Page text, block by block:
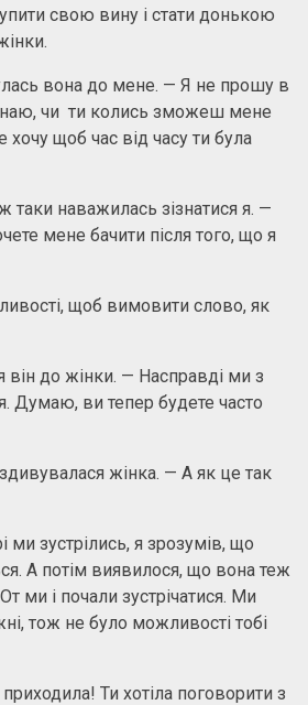
свою вину і стати донькою
вона до мене. — Я не прошу в
чи ти колись зможеш мене
хочу щоб час від часу ти була
наважилась зізнатися я. —
мене бачити після того, що я
щоб вимовити слово, як
до жінки. — Насправді ми з
Думаю, ви тепер будете часто
жінка. — А як це так
ми зустрілись, я зрозумів, що
А потім виявилося, що вона теж
ми і почали зустрічатися. Ми
тож не було можливості тобі
Ти хотіла поговорити з